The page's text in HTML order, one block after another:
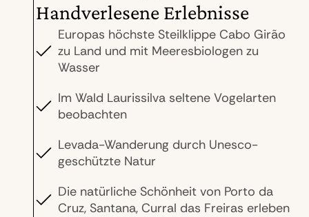
Handverlesene Erlebnisse
Europas höchste Steilklippe Cabo Girão
zu Land und mit Meeresbiologen zu
Wasser
Im Wald Laurissilva seltene Vogelarten
beobachten
Levada-Wanderung durch Unesco-
geschützte Natur
Die natürliche Schönheit von Porto da
Cruz, Santana, Curral das Freiras erleben